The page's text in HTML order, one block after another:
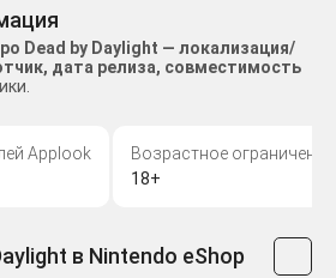
Dead by Daylight — локализация/
дата релиза, совместимость
Applook
Возрастное ограничение
18+
в Nintendo eShop